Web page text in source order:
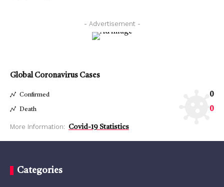
- Advertisement -
Global Coronavirus Cases
Confirmed 0
Death 0
More Information: Covid-19 Statistics
Categories